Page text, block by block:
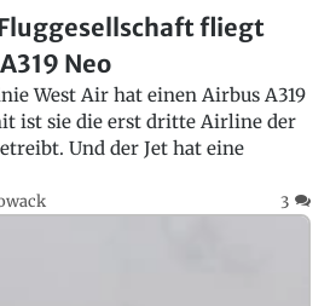
fliegt
Neo
West Air hat einen Airbus A319
ist sie die erst dritte Airline der
Und der Jet hat eine
3